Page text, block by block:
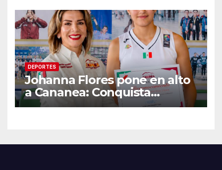
IMSS
DEPORTES
Johanna Flores pone en alto
a Cananea: Conquista
medalla de plata con la
Centroamericanos